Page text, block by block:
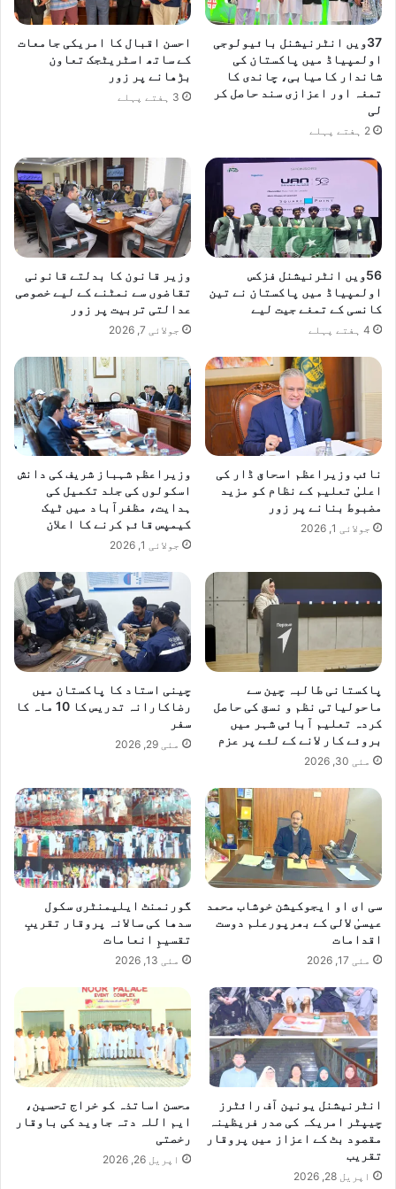
37ویں انٹرنیشنل بائیولوجی
اولمپیاڈ میں پاکستان کی
شاندار کامیابی، چاندی کا
تمغہ اور اعزازی سند حاصل کر
لی
2 ہفتے پہلے
احسن اقبال کا امریکی جامعات
کے ساتھ اسٹریٹجک تعاون
بڑھانے پر زور
3 ہفتے پہلے
​56ویں انٹرنیشنل فزکس
اولمپیاڈ میں پاکستان نے تین
کانسی کے تمغے جیت لیے
4 ہفتے پہلے
وزیر قانون کا بدلتے قانونی
تقاضوں سے نمٹنے کے لیے خصوصی
عدالتی تربیت پر زور
جولائی 7, 2026
نائب وزیراعظم اسحاق ڈار کی
اعلیٰ تعلیم کے نظام کو مزید
مضبوط بنانے پر زور
جولائی 1, 2026
وزیراعظم شہباز شریف کی دانش
اسکولوں کی جلد تکمیل کی
ہدایت، مظفرآباد میں ٹیک
کیمپس قائم کرنے کا اعلان
جولائی 1, 2026
پاکستانی طالبہ چین سے
ماحولیاتی نظم و نسق کی حاصل
کردہ تعلیم آبائی شہر میں
بروئے کار لانے کے لئے پر عزم
مئی 30, 2026
چینی استاد کا پاکستان میں
رضاکارانہ تدریس کا 10 ماہ کا
سفر
مئی 29, 2026
سی ای او ایجوکیشن خوشاب محمد
عیسیٰ لالی کے بھرپورعلم دوست
اقدامات
مئی 17, 2026
گورنمنٹ ایلیمنٹری سکول
سدھا کی سالانہ پروقار تقریبِ
تقسیمِ انعامات
مئی 13, 2026
انٹرنیشنل یونین آف رائٹرز
چیپٹر امریکہ کی صدر فریظینہ
مقصود بٹ کے اعزاز میں پروقار
تقریب
اپریل 28, 2026
محسن اساتذہ کو خراج تحسین،
ایم اللہ دتہ جاوید کی باوقار
رخصتی
اپریل 26, 2026